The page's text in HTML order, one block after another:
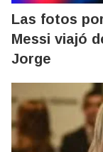
Las fotos
Messi viajó
Jorge